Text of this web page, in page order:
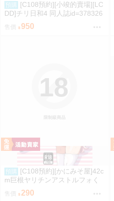
預購
[C108預約][小竣的賣場][LC
DD]チリ日和4 同人誌id=378326
售價 950
限制級商品
18
預購
[C108預約][かにみそ屋]42c
m巨根ヤリチンアストルフォく
ん男の娘コスプレイヤーがコス
プレイヤーとパコる本 FGO 同
290